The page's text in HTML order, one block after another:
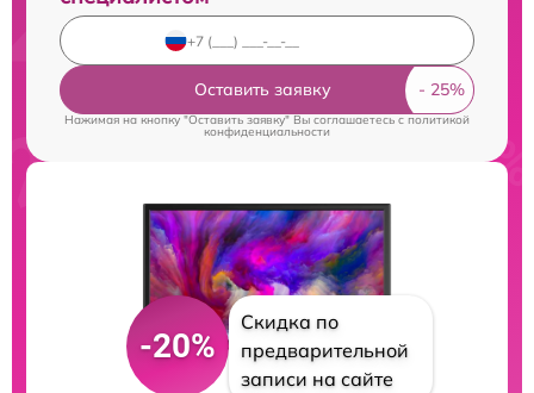
Оставить заявку
Нажимая на кнопку "Оставить заявку" Вы соглашаетесь c политикой
конфиденциальности
-20%
Скидка по
предварительной
записи на сайте